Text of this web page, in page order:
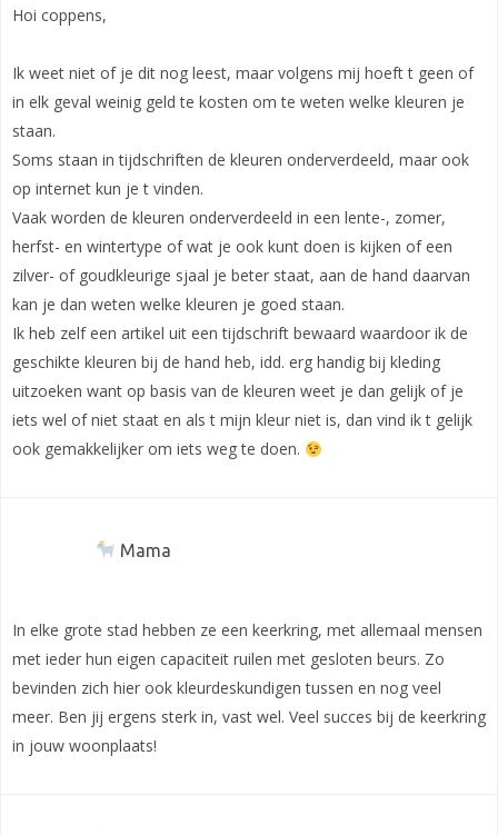
Hoi coppens,
Ik weet niet of je dit nog leest, maar volgens mij hoeft t geen of
in elk geval weinig geld te kosten om te weten welke kleuren je
staan.
Soms staan in tijdschriften de kleuren onderverdeeld, maar ook
op internet kun je t vinden.
Vaak worden de kleuren onderverdeeld in een lente-, zomer,
herfst- en wintertype of wat je ook kunt doen is kijken of een
zilver- of goudkleurige sjaal je beter staat, aan de hand daarvan
kan je dan weten welke kleuren je goed staan.
Ik heb zelf een artikel uit een tijdschrift bewaard waardoor ik de
geschikte kleuren bij de hand heb, idd. erg handig bij kleding
uitzoeken want op basis van de kleuren weet je dan gelijk of je
iets wel of niet staat en als t mijn kleur niet is, dan vind ik t gelijk
ook gemakkelijker om iets weg te doen.
Mama
In elke grote stad hebben ze een keerkring, met allemaal mensen
met ieder hun eigen capaciteit ruilen met gesloten beurs. Zo
bevinden zich hier ook kleurdeskundigen tussen en nog veel
meer. Ben jij ergens sterk in, vast wel. Veel succes bij de keerkring
in jouw woonplaats!